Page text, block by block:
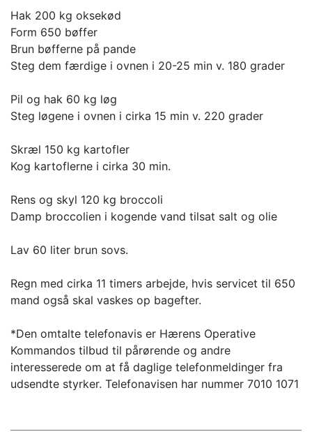
Hak 200 kg oksekød
Form 650 bøffer
Brun bøfferne på pande
Steg dem færdige i ovnen i 20-25 min v. 180 grader
Pil og hak 60 kg løg
Steg løgene i ovnen i cirka 15 min v. 220 grader
Skræl 150 kg kartofler
Kog kartoflerne i cirka 30 min.
Rens og skyl 120 kg broccoli
Damp broccolien i kogende vand tilsat salt og olie
Lav 60 liter brun sovs.
Regn med cirka 11 timers arbejde, hvis servicet til 650
mand også skal vaskes op bagefter.
*Den omtalte telefonavis er Hærens Operative
Kommandos tilbud til pårørende og andre
interesserede om at få daglige telefonmeldinger fra
udsendte styrker. Telefonavisen har nummer 7010 1071